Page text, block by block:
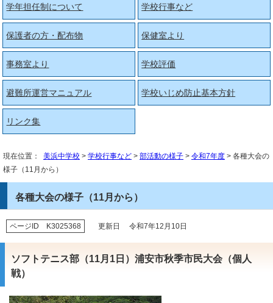
学年担任制について 学校行事など
保護者の方・配布物 保健室より
事務室より 学校評価
避難所運営マニュアル 学校いじめ防止基本方針
リンク集
現在位置： 美浜中学校 > 学校行事など > 部活動の様子 > 令和7年度 > 各種大会の
様子（11月から）
各種大会の様子（11月から）
ページID K3025368 更新日 令和7年12月10日
ソフトテニス部（11月1日）浦安市秋季市民大会（個人
戦）